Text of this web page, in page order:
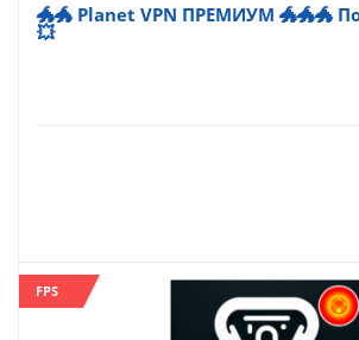
🐲🐲 Planet VPN ПРЕМИУМ 🐲🐲🐲
💥
FPS